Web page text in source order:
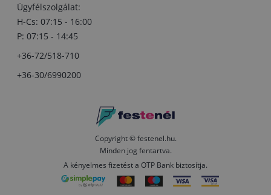
Ügyfélszolgálat:
H-Cs: 07:15 - 16:00
P: 07:15 - 14:45
+36-72/518-710
+36-30/6990200
Copyright © festenel.hu.
Minden jog fentartva.
A kényelmes fizetést a OTP Bank biztosítja.